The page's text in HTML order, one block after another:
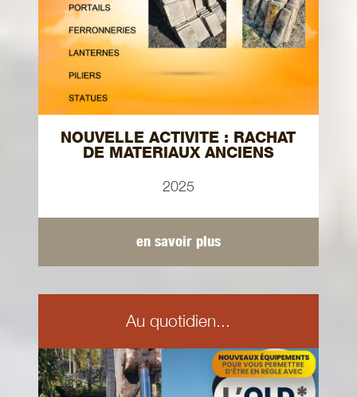
NOUVELLE ACTIVITE : RACHAT
DE MATERIAUX ANCIENS
2025
en savoir plus
Au quotidien...